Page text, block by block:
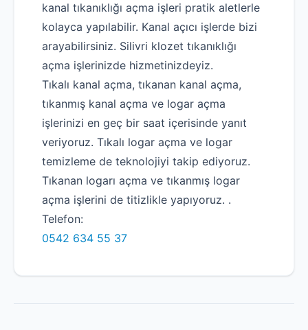
kanal tıkanıklığı açma işleri pratik aletlerle
kolayca yapılabilir. Kanal açıcı işlerde bizi
arayabilirsiniz. Silivri klozet tıkanıklığı
açma işlerinizde hizmetinizdeyiz.
Tıkalı kanal açma, tıkanan kanal açma,
tıkanmış kanal açma ve logar açma
işlerinizi en geç bir saat içerisinde yanıt
veriyoruz. Tıkalı logar açma ve logar
temizleme de teknolojiyi takip ediyoruz.
Tıkanan logarı açma ve tıkanmış logar
açma işlerini de titizlikle yapıyoruz. .
Telefon:
0542 634 55 37